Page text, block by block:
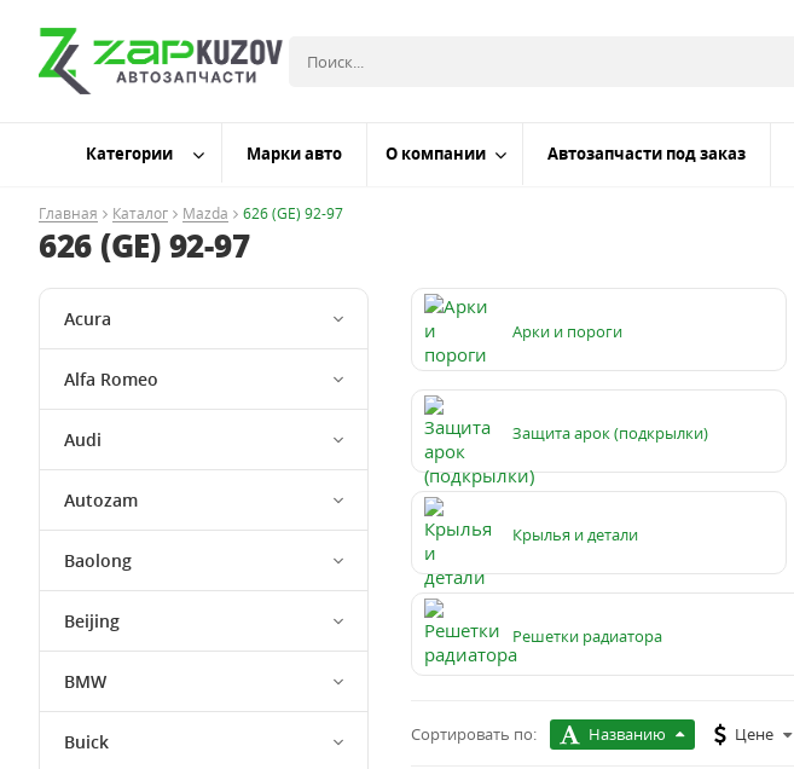
Категории Марки авто О компании Автозапчасти под заказ
Главная Каталог Mazda 626 (GE) 92-97
626 (GE) 92-97
Acura
Alfa Romeo
Audi
Autozam
Baolong
Beijing
BMW
Buick
Арки и пороги
Защита арок (подкрылки)
Крылья и детали
Решетки радиатора
Сортировать по: Названию Цене